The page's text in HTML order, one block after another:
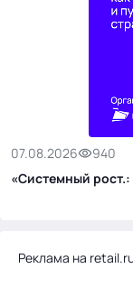
07.08.2026
940
«Системный
Реклама на